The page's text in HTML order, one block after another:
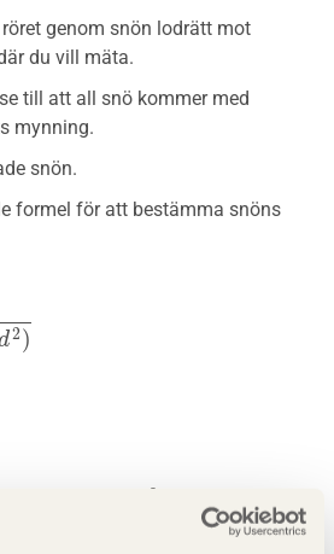
genom snön lodrätt mot
du vill mäta.
till att all snö kommer med
mynning.
snön.
formel för att bestämma snöns
2)
2